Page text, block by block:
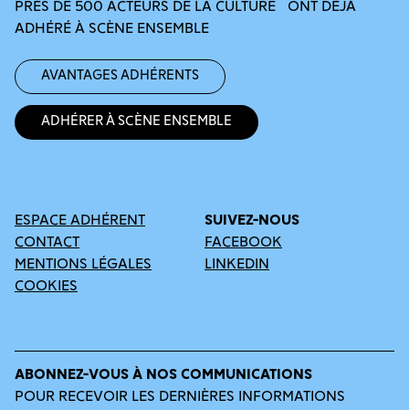
PRÈS DE 500 ACTEURS DE LA CULTURE ONT DÉJÀ
ADHÉRÉ À SCÈNE ENSEMBLE
Avantages adhérents
Adhérer à Scène Ensemble
ESPACE ADHÉRENT
CONTACT
MENTIONS LÉGALES
COOKIES
SUIVEZ-NOUS
FACEBOOK
LINKEDIN
ABONNEZ-VOUS À NOS COMMUNICATIONS
POUR RECEVOIR LES DERNIÈRES INFORMATIONS